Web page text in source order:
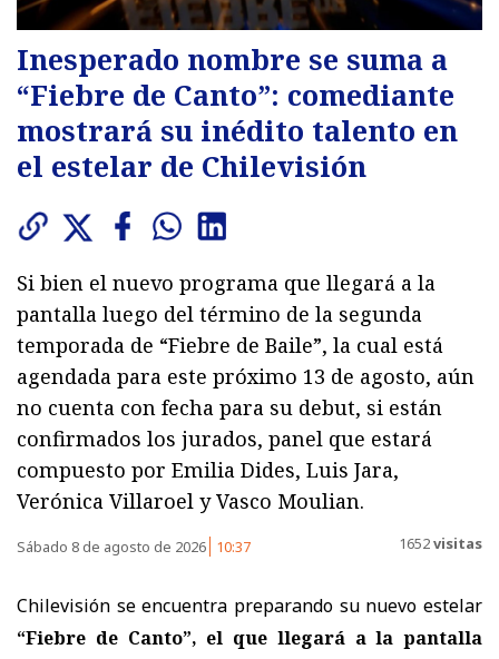
Inesperado nombre se suma a
“Fiebre de Canto”: comediante
mostrará su inédito talento en
el estelar de Chilevisión
Si bien el nuevo programa que llegará a la
pantalla luego del término de la segunda
temporada de “Fiebre de Baile”, la cual está
agendada para este próximo 13 de agosto, aún
no cuenta con fecha para su debut, si están
confirmados los jurados, panel que estará
compuesto por Emilia Dides, Luis Jara,
Verónica Villaroel y Vasco Moulian.
Sábado 8 de agosto de 2026 10:37 1652visitas
Chilevisión se encuentra preparando su nuevo estelar
“Fiebre de Canto”, el que llegará a la pantalla